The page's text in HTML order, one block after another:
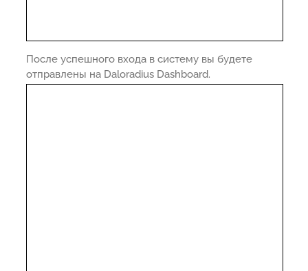
После успешного входа в систему вы будете
отправлены на Daloradius Dashboard.